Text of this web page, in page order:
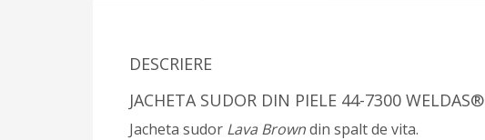
DESCRIERE
JACHETA SUDOR DIN PIELE 44-7300 WELDAS®
Jacheta sudor Lava Browndin spalt de vita.